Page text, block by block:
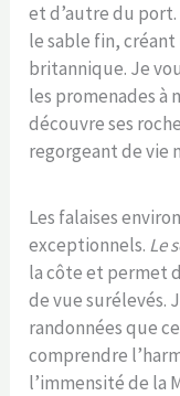
et d’autre du port.
le sable fin,
britannique. Je
les promenades à
découvre ses
regorgeant de vie
Les falaises
exceptionnels. Le
la côte et permet
de vue surélevés.
randonnées que
comprendre
l’immensité de la